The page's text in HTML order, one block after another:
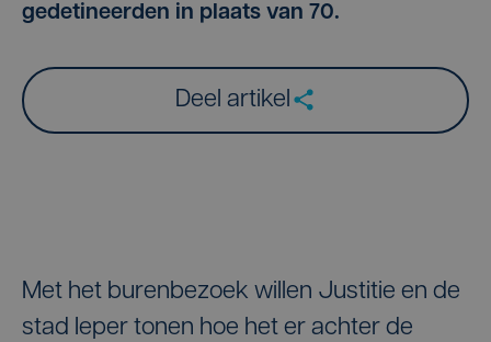
gedetineerden in plaats van 70.
Deel artikel
Met het burenbezoek willen Justitie en de
stad Ieper tonen hoe het er achter de